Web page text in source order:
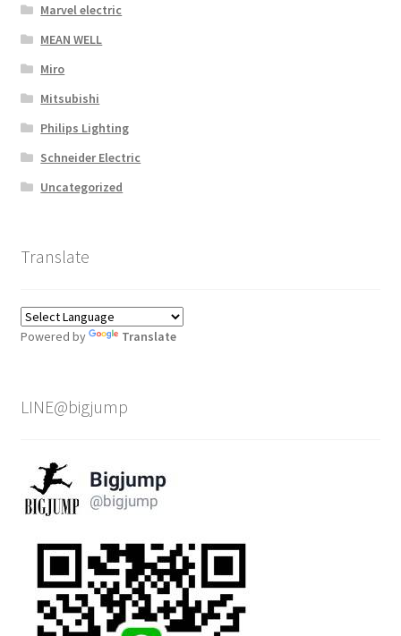
Marvel electric
MEAN WELL
Miro
Mitsubishi
Philips Lighting
Schneider Electric
Uncategorized
Translate
Powered by Translate
LINE@bigjump